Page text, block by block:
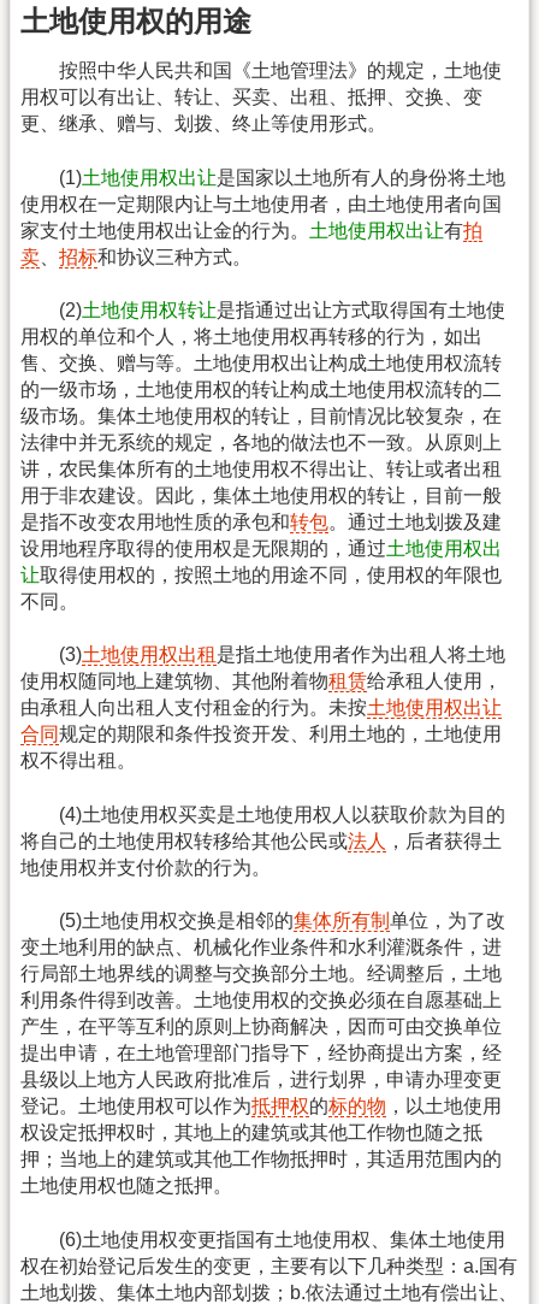
土地使用权的用途
按照中华人民共和国《土地管理法》的规定，土地使
用权可以有出让、转让、买卖、出租、抵押、交换、变
更、继承、赠与、划拨、终止等使用形式。
(1)土地使用权出让是国家以土地所有人的身份将土地
使用权在一定期限内让与土地使用者，由土地使用者向国
家支付土地使用权出让金的行为。 土地使用权出让有拍
卖
招标和协议三种方式。
(2)土地使用权转让是指通过出让方式取得国有土地使
用权的单位和个人，将土地使用权再转移的行为，如出
售、交换、赠与等。土地使用权出让构成土地使用权流转
的一级市场，土地使用权的转让构成土地使用权流转的二
级市场。集体土地使用权的转让，目前情况比较复杂，在
法律中并无系统的规定，各地的做法也不一致。从原则上
讲，农民集体所有的土地使用权不得出让、转让或者出租
用于非农建设。因此，集体土地使用权的转让，目前一般
是指不改变农用地性质的承包和转包。通过土地划拨及建
设用地程序取得的使用权是无限期的，通过土地使用权出
让取得使用权的，按照土地的用途不同，使用权的年限也
不同。
(3)土地使用权出租 是指土地使用者作为出租人将土地
使用权随同地上建筑物、其他附着物租赁给承租人使用，
由承租人向出租人支付租金的行为。未按土地使用权出让
合同 规定的期限和条件投资开发、利用土地的，土地使用
权不得出租。
(4)土地使用权买卖是土地使用权人以获取价款为目的
将自己的土地使用权转移给其他公民或法人
，后者获得土
地使用权并支付价款的行为。
(5)土地使用权交换是相邻的集体所有制 单位，为了改
变土地利用的缺点、机械化作业条件和水利灌溉条件，进
行局部土地界线的调整与交换部分土地。经调整后，土地
利用条件得到改善。土地使用权的交换必须在自愿基础上
产生，在平等互利的原则上协商解决，因而可由交换单位
提出申请，在土地管理部门指导下，经协商提出方案，经
县级以上地方人民政府批准后，进行划界，申请办理变更
登记。土地使用权可以作为抵押权的标的物 ，以土地使用
权设定抵押权时，其地上的建筑或其他工作物也随之抵
押；当地上的建筑或其他工作物抵押时，其适用范围内的
土地使用权也随之抵押。
(6)土地使用权变更指国有土地使用权、集体土地使用
权在初始登记后发生的变更，主要有以下几种类型：a.国有
土地划拨、集体土地内部划拨；b.依法通过土地有偿出让、